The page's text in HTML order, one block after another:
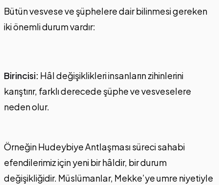
Bütün vesvese ve şüphelere dair bilinmesi gereken
iki önemli durum vardır:
Birincisi: Hâl değişiklikleri insanların zihinlerini
karıştırır, farklı derecede şüphe ve vesveselere
neden olur.
Örneğin Hudeybiye Antlaşması süreci sahabi
efendilerimiz için yeni bir hâldir, bir durum
değişikliğidir. Müslümanlar, Mekke’ye umre niyetiyle